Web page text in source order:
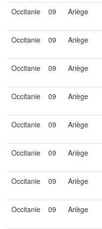
Occitanie 09 Ariège
Occitanie 09 Ariège
Occitanie 09 Ariège
Occitanie 09 Ariège
Occitanie 09 Ariège
Occitanie 09 Ariège
Occitanie 09 Ariège
Occitanie 09 Ariège